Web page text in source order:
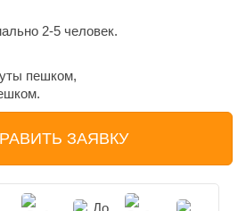
2-5 человек.
пешком,
ЗАЯВКУ